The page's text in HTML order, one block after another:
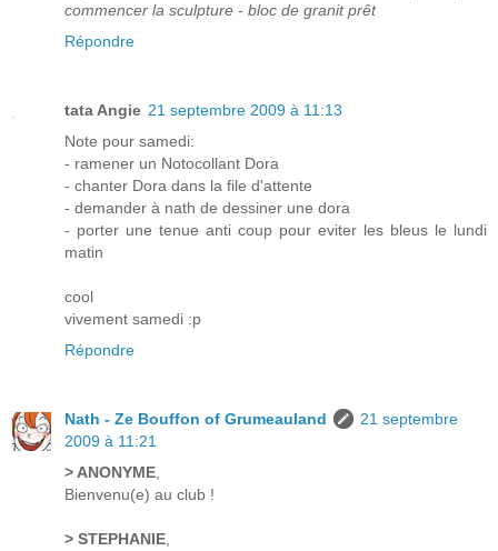
commencer la sculpture - bloc de granit prêt
Répondre
tata Angie 21 septembre 2009 à 11:13
Note pour samedi:
- ramener un Notocollant Dora
- chanter Dora dans la file d'attente
- demander à nath de dessiner une dora
- porter une tenue anti coup pour eviter les bleus le lundi
matin
cool
vivement samedi :p
Répondre
Nath - Ze Bouffon of Grumeauland
21 septembre
2009 à 11:21
> ANONYME
Bienvenu(e) au club !
> STEPHANIE